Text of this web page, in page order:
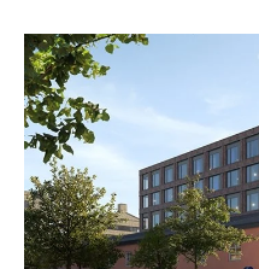
Hallmästarvägen 2